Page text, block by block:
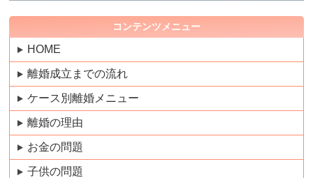
コンテンツメニュー
HOME
離婚成立までの流れ
ケース別離婚メニュー
離婚の理由
お金の問題
子供の問題